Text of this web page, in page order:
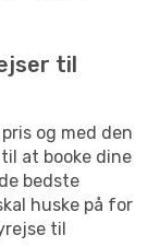
til
og med den
at booke dine
bedste
huske på for
til